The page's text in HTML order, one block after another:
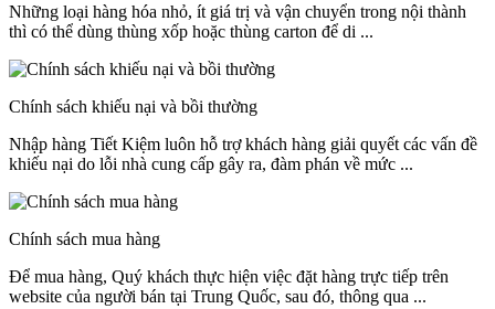
Những loại hàng hóa nhỏ, ít giá trị và vận chuyển trong nội thành
thì có thể dùng thùng xốp hoặc thùng carton để di ...
Chính sách khiếu nại và bồi thường
Nhập hàng Tiết Kiệm luôn hỗ trợ khách hàng giải quyết các vấn đề
khiếu nại do lỗi nhà cung cấp gây ra, đàm phán về mức ...
Chính sách mua hàng
Để mua hàng, Quý khách thực hiện việc đặt hàng trực tiếp trên
website của người bán tại Trung Quốc, sau đó, thông qua ...